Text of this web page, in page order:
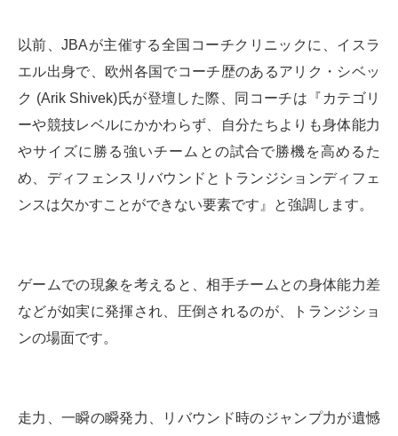
以前、JBAが主催する全国コーチクリニックに、イスラ
エル出身で、欧州各国でコーチ歴のあるアリク・シベッ
ク (Arik Shivek)氏が登壇した際、同コーチは『カテゴリ
ーや競技レベルにかかわらず、自分たちよりも身体能力
やサイズに勝る強いチームとの試合で勝機を高めるた
め、ディフェンスリバウンドとトランジションディフェ
ンスは欠かすことができない要素です』と強調します。
ゲームでの現象を考えると、相手チームとの身体能力差
などが如実に発揮され、圧倒されるのが、トランジショ
ンの場面です。
走力、一瞬の瞬発力、リバウンド時のジャンプ力が遺憾